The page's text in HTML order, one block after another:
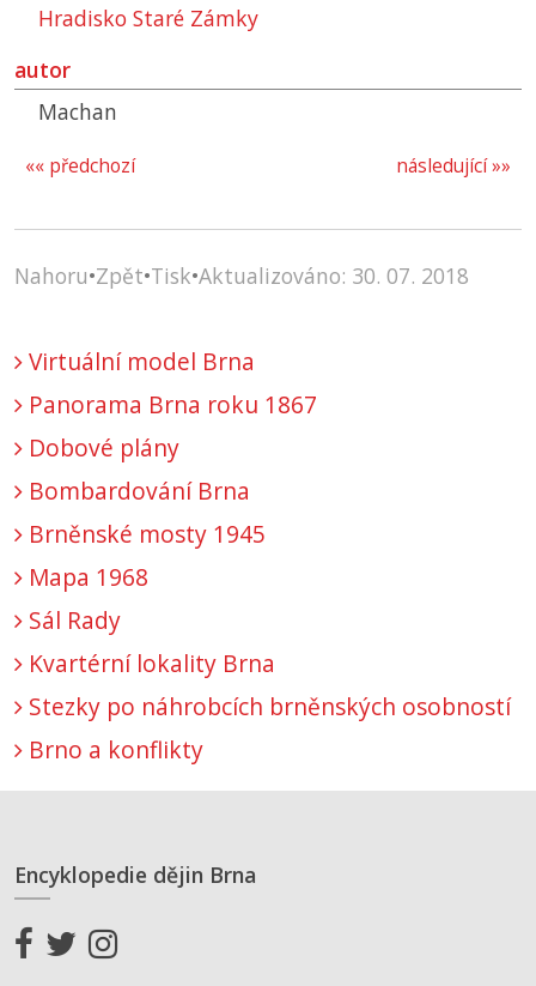
Hradisko Staré Zámky
autor
Machan
následující »»
«« předchozí
Nahoru•Zpět•Tisk•Aktualizováno: 30. 07. 2018
Virtuální model Brna
Panorama Brna roku 1867
Dobové plány
Bombardování Brna
Brněnské mosty 1945
Mapa 1968
Sál Rady
Kvartérní lokality Brna
Stezky po náhrobcích brněnských osobností
Brno a konflikty
Encyklopedie dějin Brna